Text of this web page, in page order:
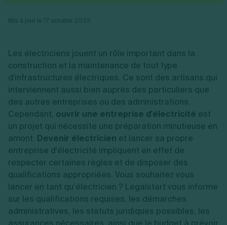
Transport
Autres
Ressources
Simulateur de choix de forme juridique
Calcul de charges sociales
Estimation du coût de création
Calcul d'éligibilité à l'ACRE
Vérification de la disponibilité du nom d'entreprise
Générateur de mentions légales
Création d'entreprise
Gérer son entreprise
Gestion comptable
Approbation des comptes
Dépôt de marque
Recherche d'antériorité
Protection des créations
Confidentialité de l'adresse du dirigeant
Fermer son entreprise
Radiation auto entrepreneur
Mise en sommeil
Dissolution-liquidation
Dépôt de bilan
Conseil/finance
Vente en ligne
Services aux entreprises
Construction/travaux
Commerce
Transport
Autres
Par fonctionnalité
Logiciel de facturation
Logiciel de comptabilité
Gestion des achats
Gestion de la trésorerie
Bilans et déclarations fiscales
Fiches SCI
Fiches auto-entrepreneur
Fiches association
Toutes les fiches sur la création
Autres démarches
Gestion d’entreprise
Fermeture d’entreprise
Exercice d’un métier
Recouvrement de factures
Gérer ses salariés
Sélection de fiches pratiques
Ouvrir sa société
Création d'entreprise
Création de micro-entreprise
Les électriciens jouent un rôle important dans la
construction et la maintenance de tout type
d'infrastructures électriques. Ce sont des artisans qui
interviennent aussi bien auprès des particuliers que
des autres entreprises ou des administrations.
Cependant, ouvrir une entreprise d'électricité est
un projet qui nécessite une préparation minutieuse en
amont. Devenir électricien et lancer sa propre
entreprise d'électricité impliquent en effet de
respecter certaines règles et de disposer des
qualifications appropriées. Vous souhaitez vous
lancer en tant qu’électricien ? Legalstart vous informe
sur les qualifications requises, les démarches
administratives, les statuts juridiques possibles, les